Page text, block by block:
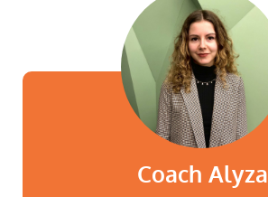
Coach Alyza